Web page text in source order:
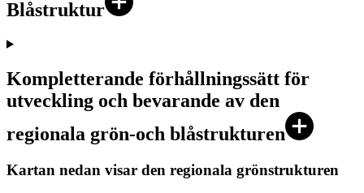
Blåstruktur
Kompletterande förhållningssätt för
utveckling och bevarande av den
regionala grön-och blåstrukturen
Kartan nedan visar den regionala grönstrukturen